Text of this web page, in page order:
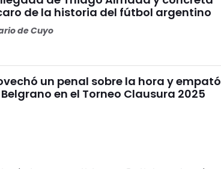
de la historia del fútbol argentino
de Cuyo
un penal sobre la hora y empató
en el Torneo Clausura 2025